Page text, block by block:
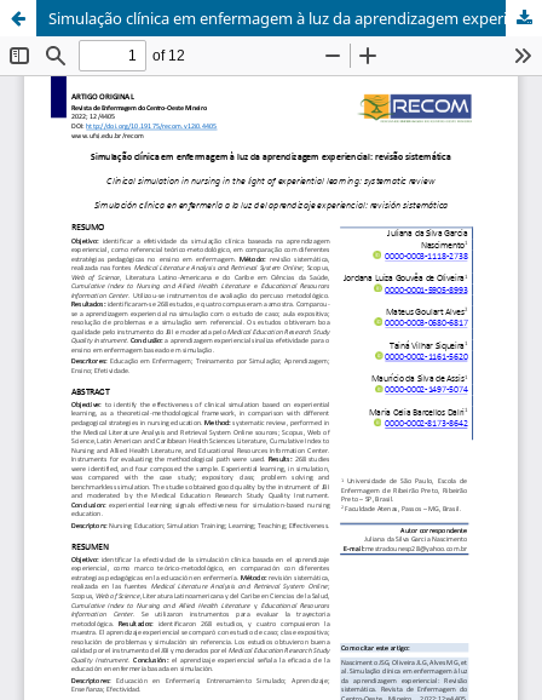
Simulação clínica em enfermagem à luz da aprendizagem experiencial: revisão sistemática